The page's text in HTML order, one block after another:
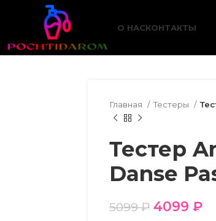
О НАСКОНТАКТЫ
Главная Тестеры
Тестер
Danse
5099₽ 4099 ₽